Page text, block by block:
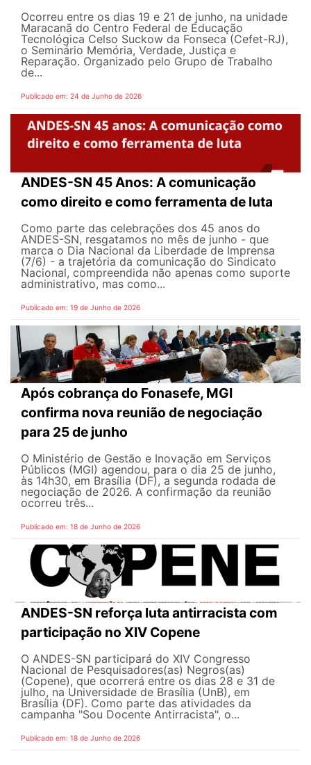
Ocorreu entre os dias 19 e 21 de junho, na unidade
Maracanã do Centro Federal de Educação
Tecnológica Celso Suckow da Fonseca (Cefet-RJ),
o Seminário Memória, Verdade, Justiça e
Reparação. Organizado pelo Grupo de Trabalho
de...
Publicado em: 24 de Junho de 2026
ANDES-SN 45 Anos: A comunicação
como direito e como ferramenta de luta
Como parte das celebrações dos 45 anos do
ANDES-SN, resgatamos no mês de junho - que
marca o Dia Nacional da Liberdade de Imprensa
(7/6) - a trajetória da comunicação do Sindicato
Nacional, compreendida não apenas como suporte
administrativo, mas como...
Publicado em: 19 de Junho de 2026
Após cobrança do Fonasefe, MGI
confirma nova reunião de negociação
para 25 de junho
O Ministério de Gestão e Inovação em Serviços
Públicos (MGI) agendou, para o dia 25 de junho,
às 14h30, em Brasília (DF), a segunda rodada de
negociação de 2026. A confirmação da reunião
ocorreu três...
Publicado em: 18 de Junho de 2026
ANDES-SN reforça luta antirracista com
participação no XIV Copene
O ANDES-SN participará do XIV Congresso
Nacional de Pesquisadores(as) Negros(as)
(Copene), que ocorrerá entre os dias 28 e 31 de
julho, na Universidade de Brasília (UnB), em
Brasília (DF). Como parte das atividades da
campanha "Sou Docente Antirracista", o...
Publicado em: 18 de Junho de 2026